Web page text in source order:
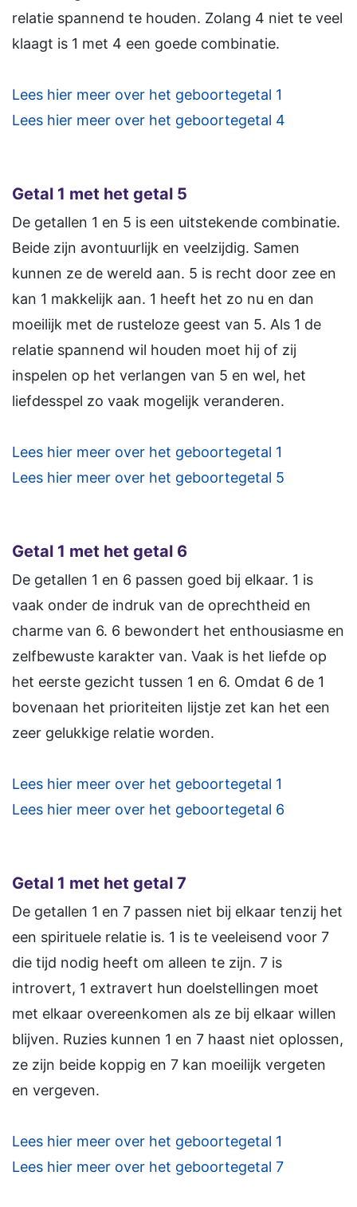
relatie spannend te houden. Zolang 4 niet te veel
klaagt is 1 met 4 een goede combinatie.
Lees hier meer over het geboortegetal 1
Lees hier meer over het geboortegetal 4
Getal 1 met het getal 5
De getallen 1 en 5 is een uitstekende combinatie.
Beide zijn avontuurlijk en veelzijdig. Samen
kunnen ze de wereld aan. 5 is recht door zee en
kan 1 makkelijk aan. 1 heeft het zo nu en dan
moeilijk met de rusteloze geest van 5. Als 1 de
relatie spannend wil houden moet hij of zij
inspelen op het verlangen van 5 en wel, het
liefdesspel zo vaak mogelijk veranderen.
Lees hier meer over het geboortegetal 1
Lees hier meer over het geboortegetal 5
Getal 1 met het getal 6
De getallen 1 en 6 passen goed bij elkaar. 1 is
vaak onder de indruk van de oprechtheid en
charme van 6. 6 bewondert het enthousiasme en
zelfbewuste karakter van. Vaak is het liefde op
het eerste gezicht tussen 1 en 6. Omdat 6 de 1
bovenaan het prioriteiten lijstje zet kan het een
zeer gelukkige relatie worden.
Lees hier meer over het geboortegetal 1
Lees hier meer over het geboortegetal 6
Getal 1 met het getal 7
De getallen 1 en 7 passen niet bij elkaar tenzij het
een spirituele relatie is. 1 is te veeleisend voor 7
die tijd nodig heeft om alleen te zijn. 7 is
introvert, 1 extravert hun doelstellingen moet
met elkaar overeenkomen als ze bij elkaar willen
blijven. Ruzies kunnen 1 en 7 haast niet oplossen,
ze zijn beide koppig en 7 kan moeilijk vergeten
en vergeven.
Lees hier meer over het geboortegetal 1
Lees hier meer over het geboortegetal 7